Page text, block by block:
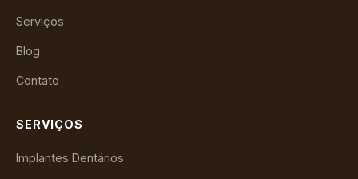
Serviços
Blog
Contato
SERVIÇOS
Implantes Dentários